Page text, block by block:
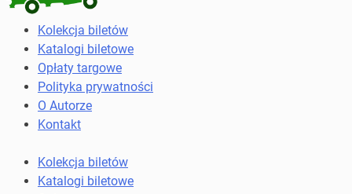
Kolekcja
biletów
komunikacji
miejskiej
kolejowych
Kolekcja biletów
Katalogi biletowe
Opłaty targowe
Polityka prywatności
O Autorze
Kontakt
Kolekcja biletów
Katalogi biletowe